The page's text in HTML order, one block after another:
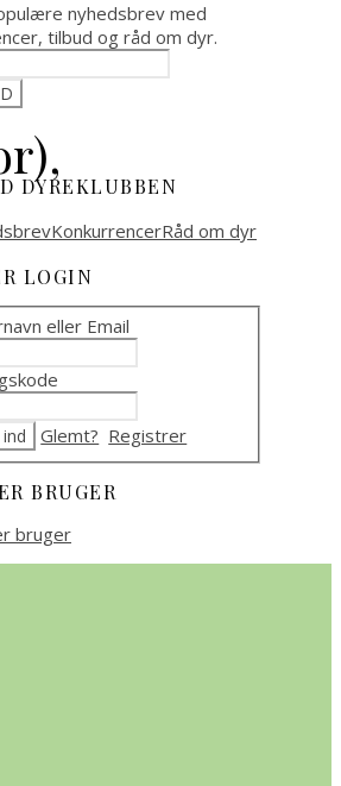
nyhedsbrev med
tilbud og råd om dyr.
DYREKLUBBEN
LOGIN
eller Email
Glemt? Registrer
BRUGER
bruger